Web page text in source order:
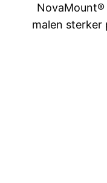
NovaMount®
malen sterker